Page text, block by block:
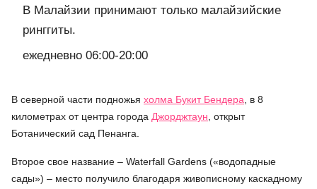
В Малайзии принимают только малайзийские
ринггиты.
ежедневно 06:00-20:00
В северной части подножья холма Букит Бендера, в 8
километрах от центра города Джорджтаун, открыт
Ботанический сад Пенанга.
Второе свое название – Waterfall Gardens («водопадные
сады») – место получило благодаря живописному каскадному